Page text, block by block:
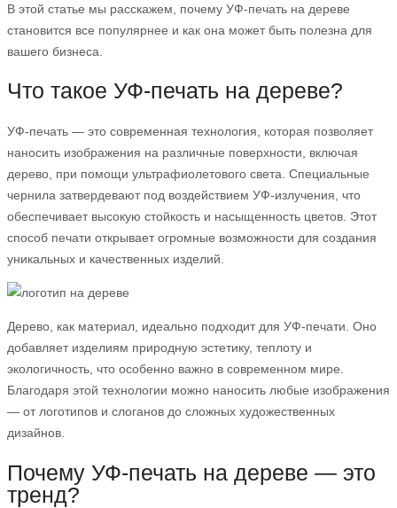
В этой статье мы расскажем, почему УФ-печать на дереве
становится все популярнее и как она может быть полезна для
вашего бизнеса.
Что такое УФ-печать на дереве?
УФ-печать — это современная технология, которая позволяет
наносить изображения на различные поверхности, включая
дерево, при помощи ультрафиолетового света. Специальные
чернила затвердевают под воздействием УФ-излучения, что
обеспечивает высокую стойкость и насыщенность цветов. Этот
способ печати открывает огромные возможности для создания
уникальных и качественных изделий.
Дерево, как материал, идеально подходит для УФ-печати. Оно
добавляет изделиям природную эстетику, теплоту и
экологичность, что особенно важно в современном мире.
Благодаря этой технологии можно наносить любые изображения
— от логотипов и слоганов до сложных художественных
дизайнов.
Почему УФ-печать на дереве — это
тренд?